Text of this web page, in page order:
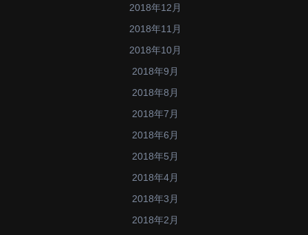
2018年12月
2018年11月
2018年10月
2018年9月
2018年8月
2018年7月
2018年6月
2018年5月
2018年4月
2018年3月
2018年2月